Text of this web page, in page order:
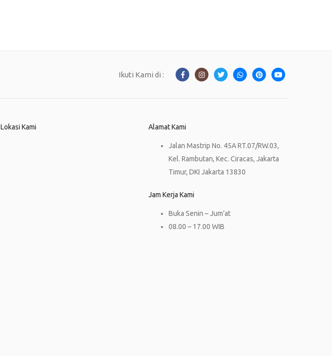
Ikuti Kami di :
Lokasi Kami Alamat Kami
Jalan Mastrip No. 45A RT.07/RW.03,
Kel. Rambutan, Kec. Ciracas, Jakarta
Timur, DKI Jakarta 13830
Jam Kerja Kami
Buka Senin – Jum’at
08.00 – 17.00 WIB